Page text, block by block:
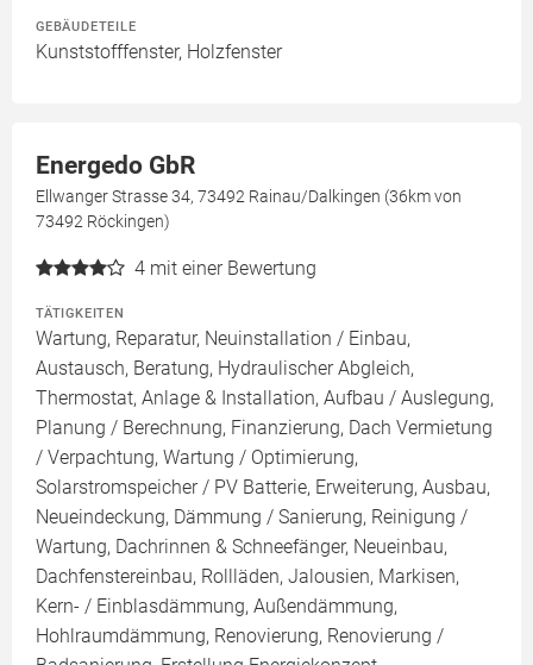
GEBÄUDETEILE
Kunststofffenster, Holzfenster
Energedo GbR
Ellwanger Strasse 34, 73492 Rainau/Dalkingen (36km von
73492 Röckingen)
4 mit einer Bewertung
TÄTIGKEITEN
Wartung, Reparatur, Neuinstallation / Einbau,
Austausch, Beratung, Hydraulischer Abgleich,
Thermostat, Anlage & Installation, Aufbau / Auslegung,
Planung / Berechnung, Finanzierung, Dach Vermietung
/ Verpachtung, Wartung / Optimierung,
Solarstromspeicher / PV Batterie, Erweiterung, Ausbau,
Neueindeckung, Dämmung / Sanierung, Reinigung /
Wartung, Dachrinnen & Schneefänger, Neueinbau,
Dachfenstereinbau, Rollläden, Jalousien, Markisen,
Kern- / Einblasdämmung, Außendämmung,
Hohlraumdämmung, Renovierung, Renovierung /